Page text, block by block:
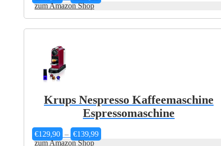
€731,38
zum Amazon Shop
Krups Nespresso Kaffeemaschine
Espressomaschine
€129,90 – €139,99
€129,90
zum Amazon Shop